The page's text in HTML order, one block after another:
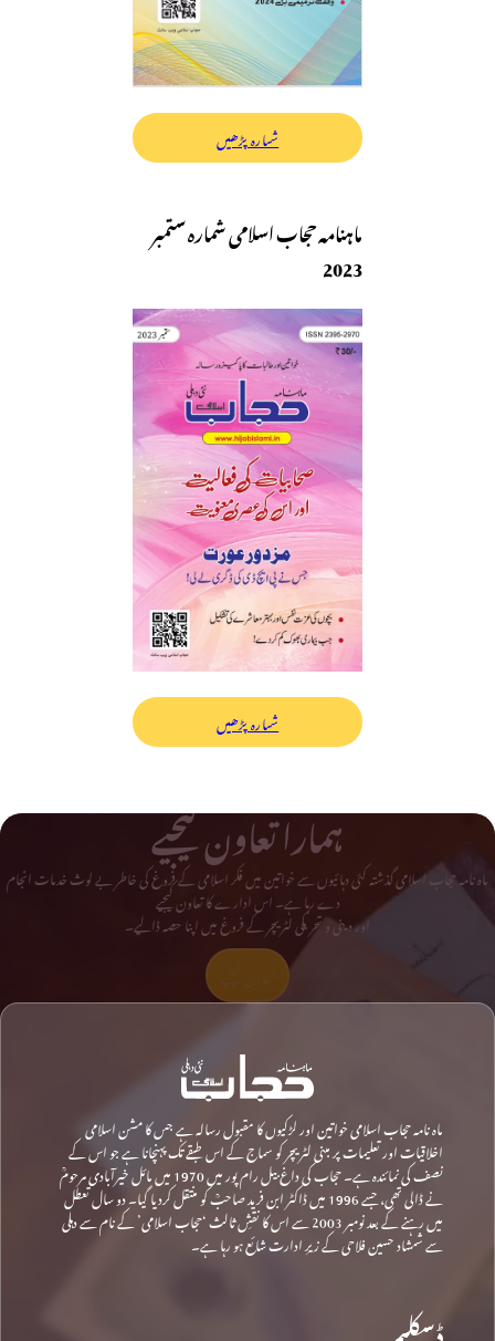
شمارہ پڑھیں
ماہنامہ حجاب اسلامی شمارہ ستمبر
2023
شمارہ پڑھیں
ہمارا تعاون کیجیے
ماہ نامہ حجاب اسلامی گذشتہ کئی دہائیوں سے خواتین میں فکر اسلامی کے فروغ کی خاطر بے لوث خدمات انجام
دے رہا ہے۔ اس ادارے کا تعاون کیجیے
اور دینی و تحریکی لٹریچر کے فروغ میں اپنا حصہ ڈالیے۔
ماہ نامہ حجاب اسلامی خواتین اور لڑکیوں کا مقبول رسالہ ہے جس کا مشن اسلامی
اخلاقیات اور تعلیمات پر مبنی لٹریچر کو سماج کے اس طبقے تک پہنچانا ہے جو اس کے
نصف کی نمائندہ ہے۔ حجاب کی داغ بیل رام پور میں 1970 میں مائل خیرآبادی مرحومؒ
نے ڈالی تھی، جسے 1996 میں ڈاکٹر ابن فرید صاحبؒ کو منتقل کردیا گیا۔ دو سال تعطل
میں رہنے کے بعد نومبر 2003 سے اس کا نقشِ ثالث ‘حجاب اسلامی’ کے نام سے دہلی
سے شمشاد حسین فلاحی کے زیرِ ادارت شائع ہو رہا ہے۔